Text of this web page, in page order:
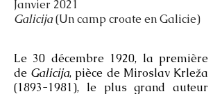
Janvier 2021
Galicija(Un camp croate en Galicie)
Le 30 décembre 1920, la première
de Galicija, pièce de Miroslav Krleža
(1893-1981), le plus grand auteur